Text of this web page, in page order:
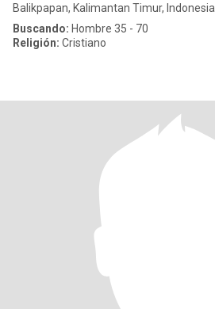
Balikpapan, Kalimantan Timur, Indonesia
Buscando: Hombre 35 - 70
Religión: Cristiano